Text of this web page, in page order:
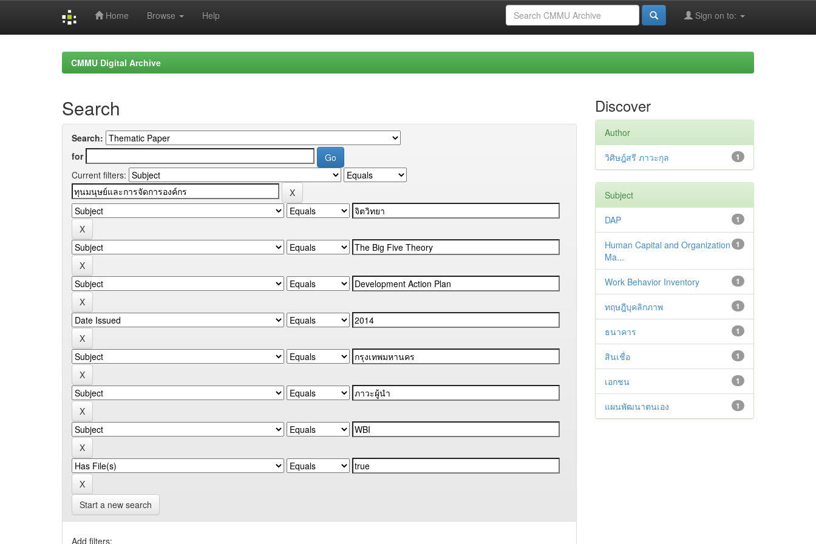
Home Browse Help Sign on to:
CMMU Digital Archive
Search
Search:
for
Current filters:
Start a new search
Add filters:
Discover
Author
1
วิศิษฎ์สรี ภาวะกุล
Subject
1
DAP
1
Human Capital and Organization
Ma...
1
Work Behavior Inventory
1
ทฤษฎีบุคลิกภาพ
1
ธนาคาร
1
สินเชื่อ
1
เอกชน
1
แผนพัฒนาตนเอง